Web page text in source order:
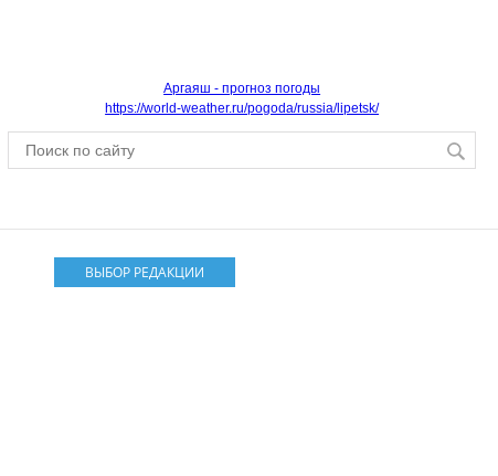
Аргаяш - прогноз погоды
https://world-weather.ru/pogoda/russia/lipetsk/
ВЫБОР РЕДАКЦИИ